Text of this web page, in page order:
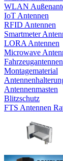
WLAN
IoT Antennen
RFID Antennen
Smartmeter
LORA Antennen
Microwave
Fahrzeugantennen
Montagematerial
Antennenmasten
Blitzschutz
FTS Antennen